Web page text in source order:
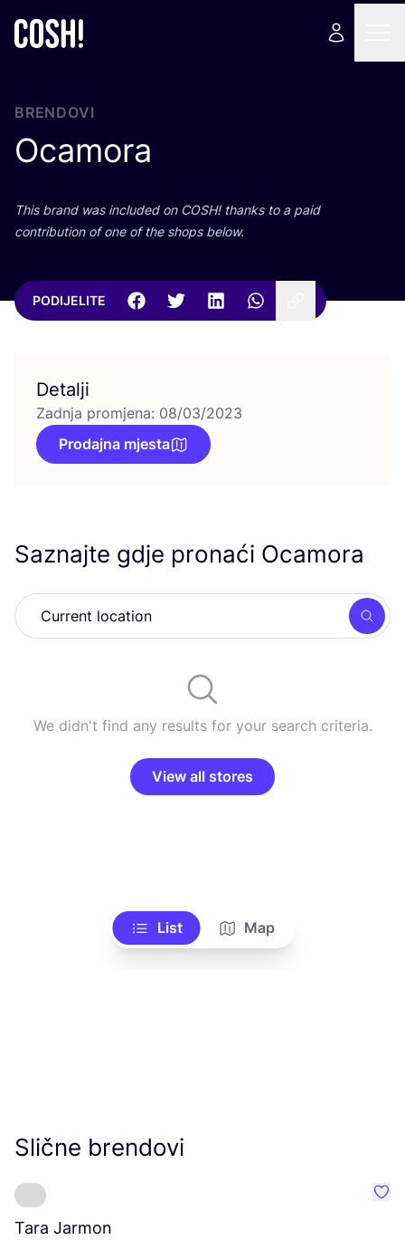
BRENDOVI
Ocamora
This brand was inclu­ded on COSH! than­ks to a paid
con­tri­bu­ti­on of one of the shops below.
PODIJELITE
Detalji
Zadnja promjena: 08/03/2023
Prodajna mjesta
Saznajte gdje pronaći Ocamora
We didn't find any results for your search criteria.
View all stores
List Map
Slične brendovi
Tara Jarmon